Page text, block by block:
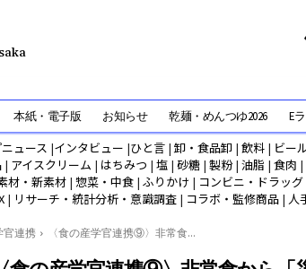
本紙・電子版 お知らせ 乾麺・めんつゆ2026 E
ュース |インタビュー |ひと言 |卸・食品卸 | 飲料 | ビー
| アイスクリーム | はちみつ | 塩 | 砂糖 | 製粉| 油脂 | 食肉 |
材・新素材 | 惣菜・中食 | ふりかけ | コンビニ・ドラッ
| リサーチ・統計分析・意識調査 | コラボ・監修商品 | 人
官連携 〈食の産学官連携⑨〉非常食...